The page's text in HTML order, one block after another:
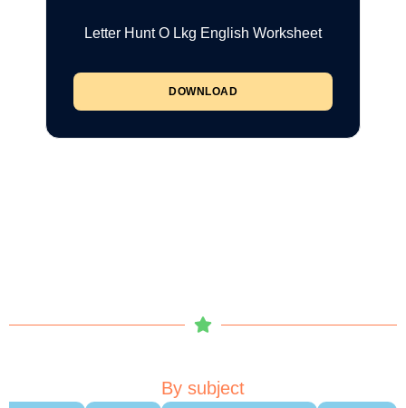
Letter Hunt O Lkg English Worksheet
DOWNLOAD
By subject